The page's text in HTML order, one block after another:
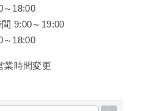
18:00
9:00～19:00
18:00
業時間変更